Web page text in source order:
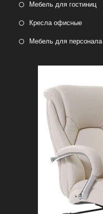
Мебель для гостиниц
Кресла офисные
Мебель для персонала